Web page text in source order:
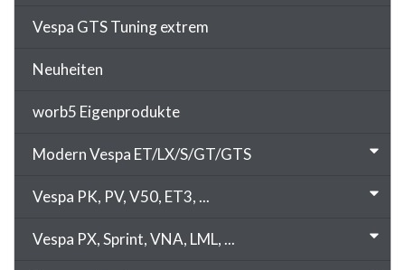
Vespa GTS Tuning extrem
Neuheiten
worb5 Eigenprodukte
Modern Vespa ET/LX/S/GT/GTS
Vespa PK, PV, V50, ET3, ...
Vespa PX, Sprint, VNA, LML, ...